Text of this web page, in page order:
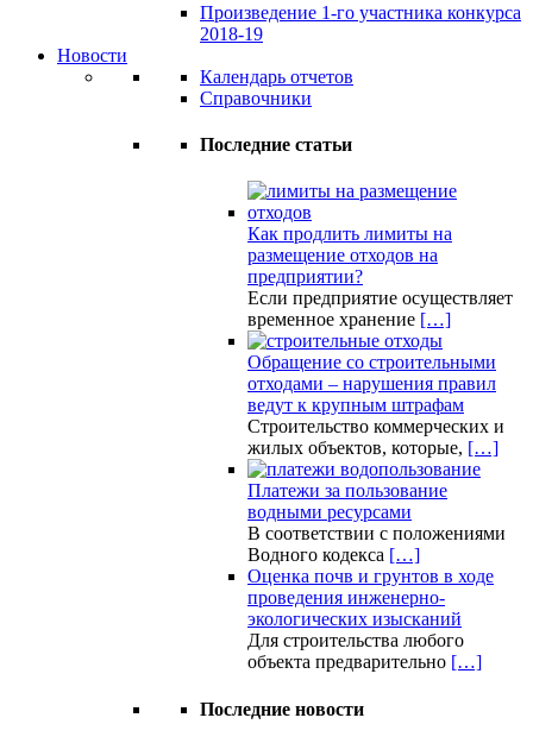
Произведение 1-го участника конкурса
2018-19
Новости
Календарь отчетов
Справочники
Последние статьи
Как продлить лимиты на
размещение отходов на
предприятии?
Если предприятие осуществляет
временное хранение […]
Обращение со строительными
отходами – нарушения правил
ведут к крупным штрафам
Строительство коммерческих и
жилых объектов, которые, […]
Платежи за пользование
водными ресурсами
В соответствии с положениями
Водного кодекса […]
Оценка почв и грунтов в ходе
проведения инженерно-
экологических изысканий
Для строительства любого
объекта предварительно […]
Последние новости